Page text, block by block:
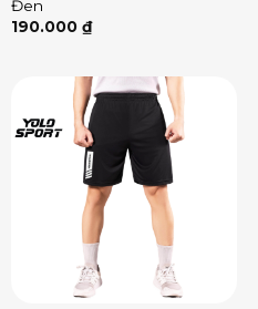
Đen
190.000 ₫